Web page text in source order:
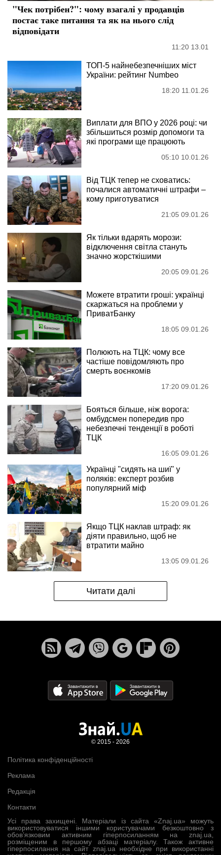
"Чек потрібен?": чому взагалі у продавців
постає таке питання та як на нього слід
відповідати
11:20 13.01
ТОП-5 найнебезпечніших міст
України: рейтинг Numbeo
18:20 11.01.26
Виплати для ВПО у 2026 році: чи
збільшиться розмір допомоги та
які програми ще працюють
05:10 10.01.26
Від ТЦК тепер не сховатись:
почалися автоматичні штрафи –
кому приготуватися
21:05 09.01.26
Як тільки вдарять морози:
відключення світла стануть
значно жорсткішими
20:05 09.01.26
Можете втратити гроші: українці
скаржаться на проблеми у
ПриватБанку
18:05 09.01.26
Полюють на ТЦК: чому все
частіше повідомляють про
смерть воєнкомів
17:20 09.01.26
Бояться більше, ніж ворога:
омбудсмен попередив про
небезпечні тенденції в роботі
ТЦК
16:05 09.01.26
Українці "сидять на шиї" у
поляків: експерт розбив
популярний міф
15:20 09.01.26
Якщо ТЦК наклав штраф: як
діяти правильно, щоб не
втратити майно
13:05 09.01.26
Читати далі
Усі права захищені. Матеріали із сайта «Znaj.ua» можуть
використовуватися іншими користувачами безкоштовно з
обов’язковим активним гіперпосиланням на znaj.ua,
розміщеним в першому абзаці матеріалу. Також активне
гіперпосилання на сайт znaj.ua необхідне при використанні
Політика конфіденційності
Реклама
Редакція
Контакти
© 2015 - 2026